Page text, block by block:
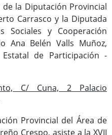
la Diputación Provincial
Carrasco y la Diputada
Sociales y Cooperación
Ana Belén Valls Muñoz,
de Participación -
C/ Cuna, 2 Palacio
Provincial del Área de
Crespo, asiste a la XVII